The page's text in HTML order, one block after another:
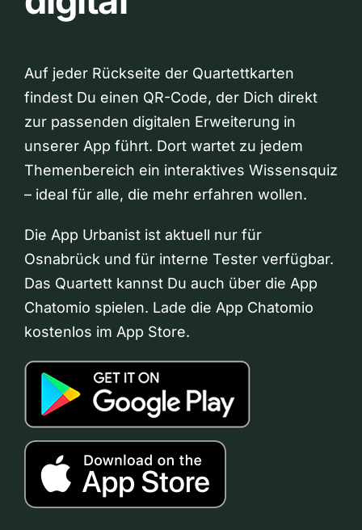
Auf jeder Rückseite der Quartettkarten
findest Du einen QR-Code, der Dich direkt
zur passenden digitalen Erweiterung in
unserer App führt. Dort wartet zu jedem
Themenbereich ein interaktives Wissensquiz
– ideal für alle, die mehr erfahren wollen.
Die App Urbanist ist aktuell nur für
Osnabrück und für interne Tester verfügbar.
Das Quartett kannst Du auch über die App
Chatomio spielen. Lade die App Chatomio
kostenlos im App Store.